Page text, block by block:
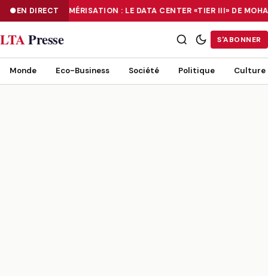
EN DIRECTNUMÉRISATION : LE DATA CENTER «TIER III» DE
NUMÉRISATION : LE DATA CENTER «TIER III» DE MOHAMMADIA, UN
LTAPresse S'ABONNER
Monde Eco-Business Société Politique Culture